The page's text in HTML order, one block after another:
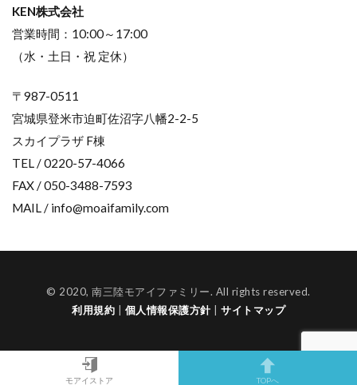
KEN株式会社
営業時間：10:00～17:00
（水・土日・祝 定休）
〒987-0511
宮城県登米市迫町佐沼字八幡2-2-5
スカイプラザ F棟
TEL / 0220-57-4066
FAX / 050-3488-7593
MAIL / info@moaifamily.com
© 2020, 南三陸モアイファミリー. All rights reserved.
利用規約
個人情報保護方針 サイトマップ
モアイストア TOPへ